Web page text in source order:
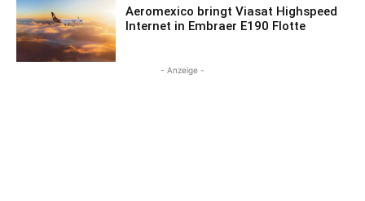
Aeromexico bringt Viasat Highspeed
Internet in Embraer E190 Flotte
- Anzeige -